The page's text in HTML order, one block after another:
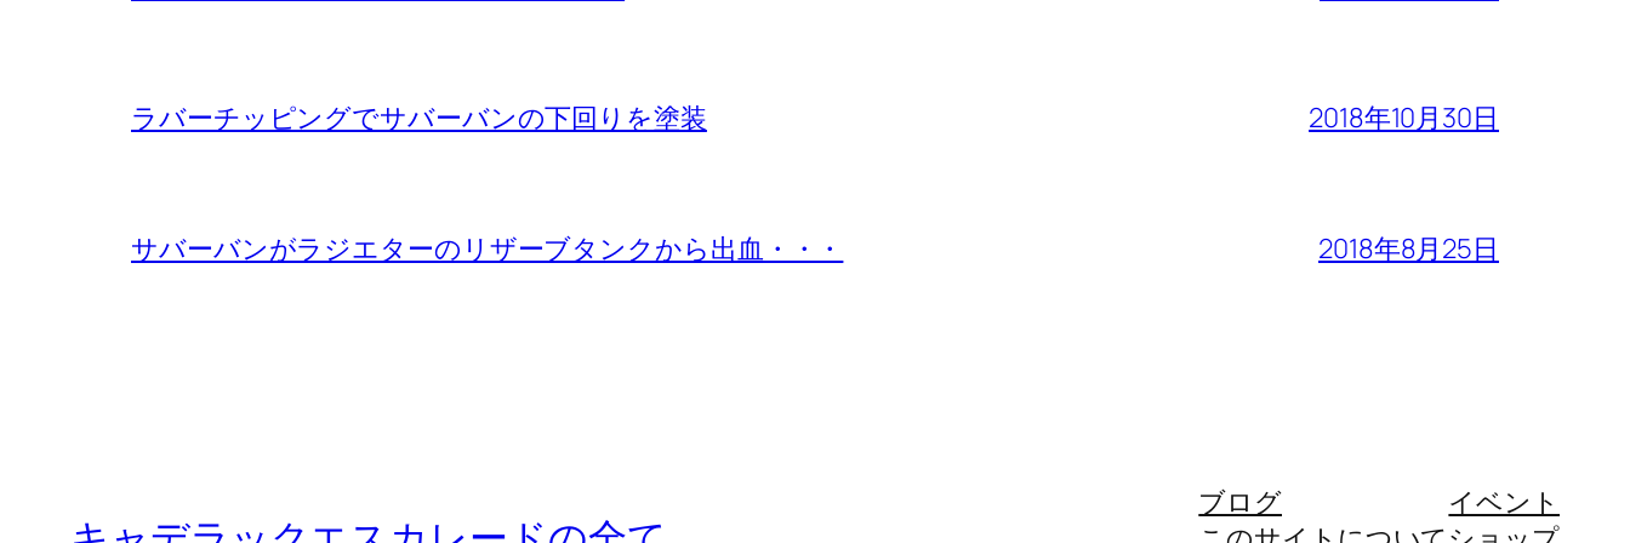
ラバーチッピングでサバーバンの下回りを塗装 2018年10月30日
サバーバンがラジエターのリザーブタンクから出血・・・ 2018年8月25日
ブログ
イベント